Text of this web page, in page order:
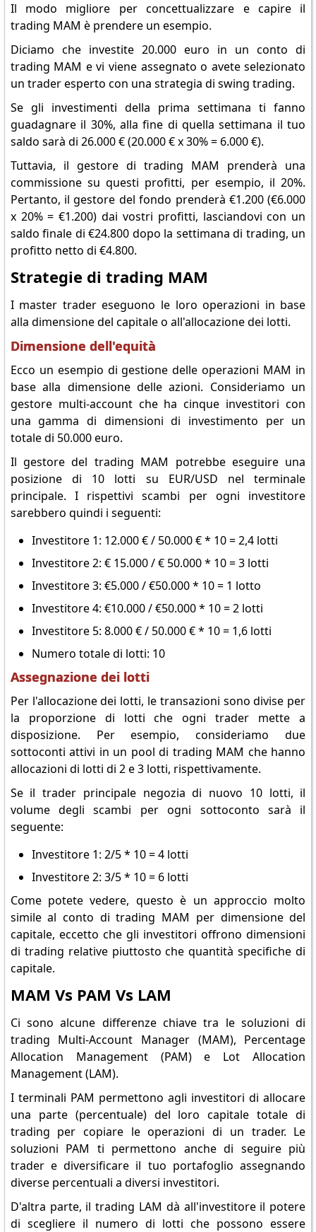
Il modo migliore per concettualizzare e capire il
trading MAM è prendere un esempio.
Diciamo che investite 20.000 euro in un conto di
trading MAM e vi viene assegnato o avete selezionato
un trader esperto con una strategia di swing trading.
Se gli investimenti della prima settimana ti fanno
guadagnare il 30%, alla fine di quella settimana il tuo
saldo sarà di 26.000 € (20.000 € x 30% = 6.000 €).
Tuttavia, il gestore di trading MAM prenderà una
commissione su questi profitti, per esempio, il 20%.
Pertanto, il gestore del fondo prenderà €1.200 (€6.000
x 20% = €1.200) dai vostri profitti, lasciandovi con un
saldo finale di €24.800 dopo la settimana di trading, un
profitto netto di €4.800.
Strategie di trading MAM
I master trader eseguono le loro operazioni in base
alla dimensione del capitale o all'allocazione dei lotti.
Dimensione dell'equità
Ecco un esempio di gestione delle operazioni MAM in
base alla dimensione delle azioni. Consideriamo un
gestore multi-account che ha cinque investitori con
una gamma di dimensioni di investimento per un
totale di 50.000 euro.
Il gestore del trading MAM potrebbe eseguire una
posizione di 10 lotti su EUR/USD nel terminale
principale. I rispettivi scambi per ogni investitore
sarebbero quindi i seguenti:
Investitore 1: 12.000 € / 50.000 € * 10 = 2,4 lotti
Investitore 2: € 15.000 / € 50.000 * 10 = 3 lotti
Investitore 3: €5.000 / €50.000 * 10 = 1 lotto
Investitore 4: €10.000 / €50.000 * 10 = 2 lotti
Investitore 5: 8.000 € / 50.000 € * 10 = 1,6 lotti
Numero totale di lotti: 10
Assegnazione dei lotti
Per l'allocazione dei lotti, le transazioni sono divise per
la proporzione di lotti che ogni trader mette a
disposizione. Per esempio, consideriamo due
sottoconti attivi in un pool di trading MAM che hanno
allocazioni di lotti di 2 e 3 lotti, rispettivamente.
Se il trader principale negozia di nuovo 10 lotti, il
volume degli scambi per ogni sottoconto sarà il
seguente:
Investitore 1: 2/5 * 10 = 4 lotti
Investitore 2: 3/5 * 10 = 6 lotti
Come potete vedere, questo è un approccio molto
simile al conto di trading MAM per dimensione del
capitale, eccetto che gli investitori offrono dimensioni
di trading relative piuttosto che quantità specifiche di
capitale.
MAM Vs PAM Vs LAM
Ci sono alcune differenze chiave tra le soluzioni di
trading Multi-Account Manager (MAM), Percentage
Allocation Management (PAM) e Lot Allocation
Management (LAM).
I terminali PAM permettono agli investitori di allocare
una parte (percentuale) del loro capitale totale di
trading per copiare le operazioni di un trader. Le
soluzioni PAM ti permettono anche di seguire più
trader e diversificare il tuo portafoglio assegnando
diverse percentuali a diversi investitori.
D'altra parte, il trading LAM dà all'investitore il potere
di scegliere il numero di lotti che possono essere